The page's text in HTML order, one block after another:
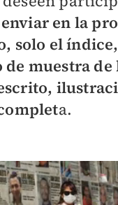
en la
solo el
muestra de
a.